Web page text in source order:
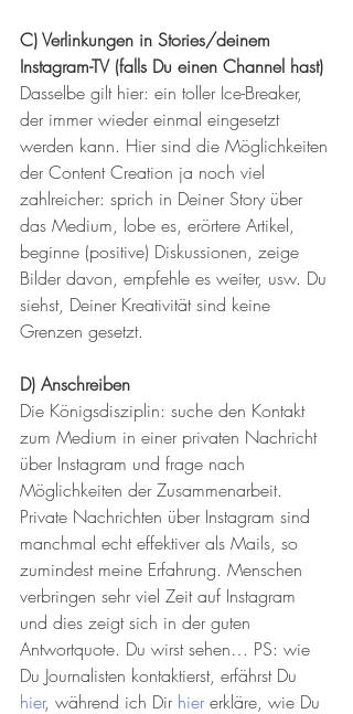
C) Verlinkungen in Stories/deinem
Instagram-TV (falls Du einen Channel hast)
Dasselbe gilt hier: ein toller Ice-Breaker,
der immer wieder einmal eingesetzt
werden kann. Hier sind die Möglichkeiten
der Content Creation ja noch viel
zahlreicher: sprich in Deiner Story über
das Medium, lobe es, erörtere Artikel,
beginne (positive) Diskussionen, zeige
Bilder davon, empfehle es weiter, usw. Du
siehst, Deiner Kreativität sind keine
Grenzen gesetzt.
D) Anschreiben
Die Königsdisziplin: suche den Kontakt
zum Medium in einer privaten Nachricht
über Instagram und frage nach
Möglichkeiten der Zusammenarbeit.
Private Nachrichten über Instagram sind
manchmal echt effektiver als Mails, so
zumindest meine Erfahrung. Menschen
verbringen sehr viel Zeit auf Instagram
und dies zeigt sich in der guten
Antwortquote. Du wirst sehen… PS: wie
Du Journalisten kontaktierst, erfährst Du
hier, während ich Dir hier erkläre, wie Du